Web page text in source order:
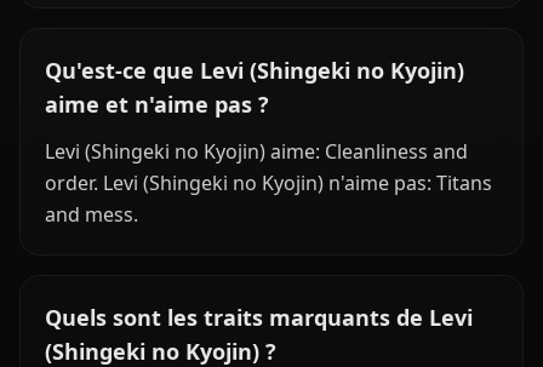
Qu'est-ce que Levi (Shingeki no Kyojin)
aime et n'aime pas ?
Levi (Shingeki no Kyojin) aime: Cleanliness and
order. Levi (Shingeki no Kyojin) n'aime pas: Titans
and mess.
Quels sont les traits marquants de Levi
(Shingeki no Kyojin) ?